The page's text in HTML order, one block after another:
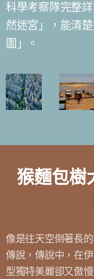
科學考察隊完整
然迷宮」，能清
圖」。
猴麵包
像是往天空倒著長
傳說，傳說中，在
型獨特美麗卻又傲